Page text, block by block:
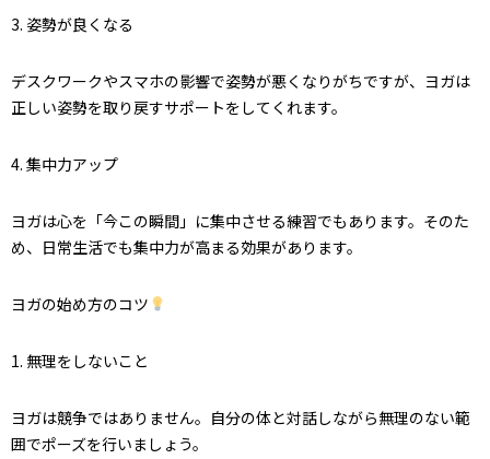
3. 姿勢が良くなる
デスクワークやスマホの影響で姿勢が悪くなりがちですが、ヨガは
正しい姿勢を取り戻すサポートをしてくれます。
4. 集中力アップ
ヨガは心を「今この瞬間」に集中させる練習でもあります。そのた
め、日常生活でも集中力が高まる効果があります。
ヨガの始め方のコツ
1. 無理をしないこと
ヨガは競争ではありません。自分の体と対話しながら無理のない範
囲でポーズを行いましょう。